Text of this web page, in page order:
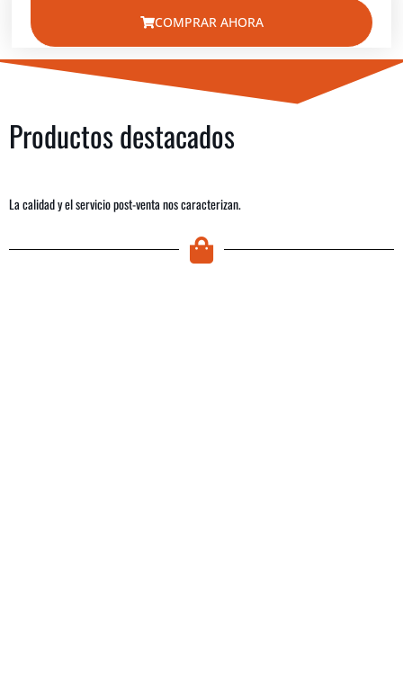
COMPRAR AHORA
Productos destacados
La calidad y el servicio post-venta nos caracterizan.